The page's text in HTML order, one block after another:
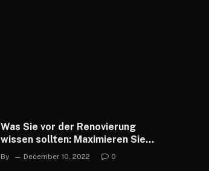
Was Sie vor der Renovierung
wissen sollten: Maximieren Sie
Ihren ROI
By December 10, 2022 0